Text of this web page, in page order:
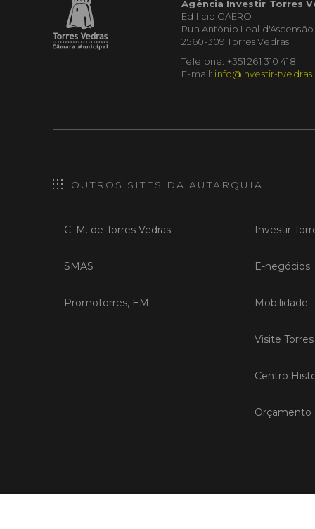
Agência Investir Torres
Edifício CAERO
Rua António Leal d'Ascensão
2560-309 Torres Vedras
Telefone: +351 261 310 418
E-mail: info@investir-
OUTROS SITES DA AUTARQUIA
C. M. de Torres Vedras
SMAS
Promotorres, EM
Investir
E-negócios
Mobilidade
Visite
Centro
Orçamento